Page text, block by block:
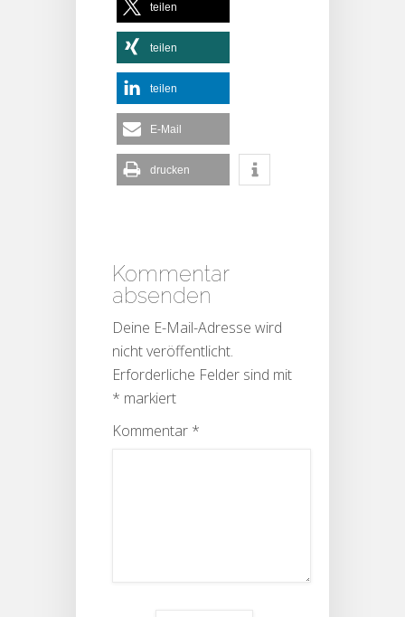
teilen
teilen
teilen
E-Mail
drucken
Kommentar
absenden
Deine E-Mail-Adresse wird
nicht veröffentlicht.
Erforderliche Felder sind mit
* markiert
Kommentar *